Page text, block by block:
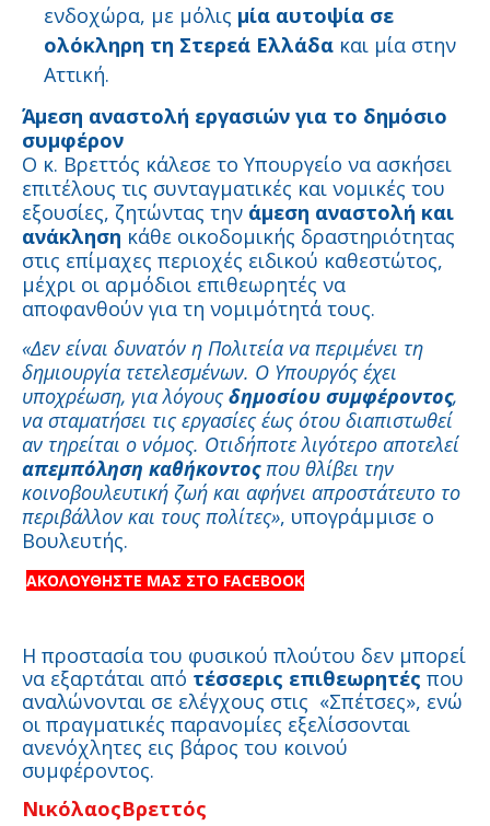
ενδοχώρα, με μόλις μία αυτοψία σε
ολόκληρη τη Στερεά Ελλάδα και μία στην
Αττική.
Άμεση αναστολή εργασιών για το δημόσιο
συμφέρον
Ο κ. Βρεττός κάλεσε το Υπουργείο να ασκήσει
επιτέλους τις συνταγματικές και νομικές του
εξουσίες, ζητώντας την άμεση αναστολή και
ανάκληση κάθε οικοδομικής δραστηριότητας
στις επίμαχες περιοχές ειδικού καθεστώτος,
μέχρι οι αρμόδιοι επιθεωρητές να
αποφανθούν για τη νομιμότητά τους.
«Δεν είναι δυνατόν η Πολιτεία να περιμένει τη
δημιουργία τετελεσμένων. Ο Υπουργός έχει
υποχρέωση, για λόγουςδημοσίου συμφέροντος,
να σταματήσει τις εργασίες έως ότου διαπιστωθεί
αν τηρείται ο νόμος. Οτιδήποτε λιγότερο αποτελεί
απεμπόληση καθήκοντοςπου θλίβει την
κοινοβουλευτική ζωή και αφήνει απροστάτευτο το
περιβάλλον και τους πολίτες», υπογράμμισε ο
Βουλευτής.
ΑΚΟΛΟΥΘΗΣΤΕ ΜΑΣ ΣΤΟ FACEBOOK
Η προστασία του φυσικού πλούτου δεν μπορεί
να εξαρτάται από τέσσερις επιθεωρητές που
αναλώνονται σε ελέγχους στις «Σπέτσες», ενώ
οι πραγματικές παρανομίες εξελίσσονται
ανενόχλητες εις βάρος του κοινού
συμφέροντος.
ΝικόλαοςΒρεττός